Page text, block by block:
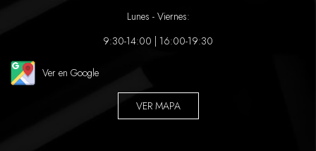
Lunes - Viernes:
9:30-14:00 | 16:00-19:30
Ver en Google
VER MAPA